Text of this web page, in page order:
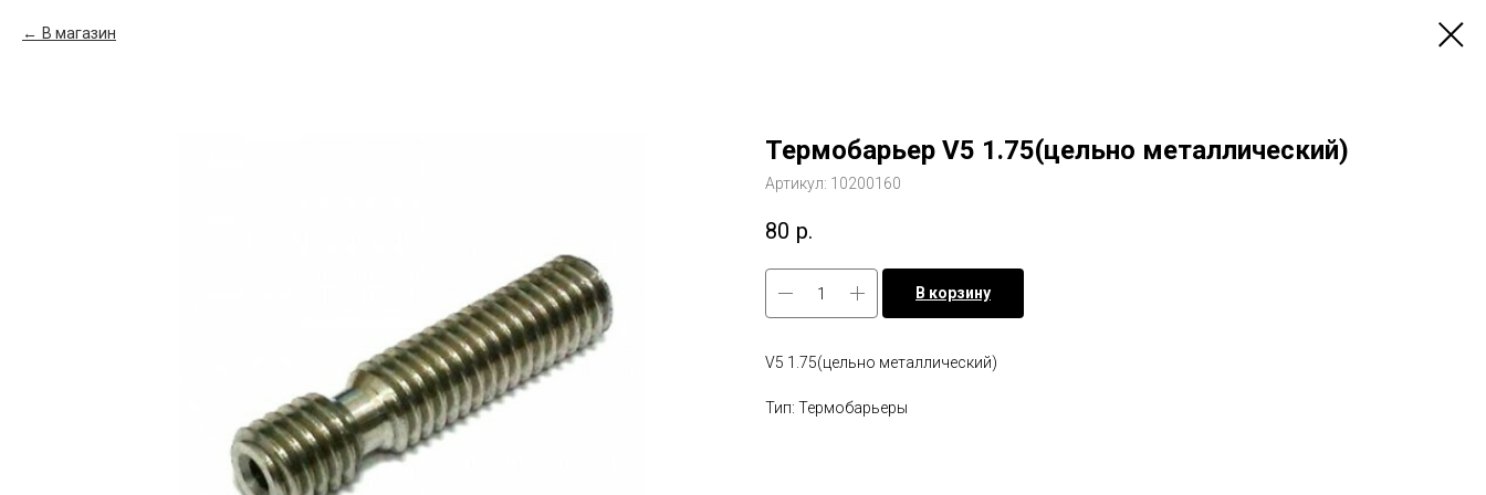
В магазин
Термобарьер V5 1.75(цельно металлический)
Артикул: 10200160
80 р.
В корзину
V5 1.75(цельно металлический)
Тип: Термобарьеры